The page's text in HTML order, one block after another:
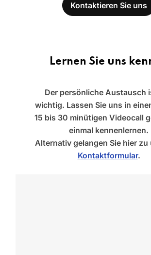
Kontaktieren Sie uns
Lernen Sie uns
Der persönliche Austausch
wichtig. Lassen Sie uns in
15 bis 30 minütigen Videocall
einmal kennenlernen.
Alternativ gelangen Sie hier zu
Kontaktformular.